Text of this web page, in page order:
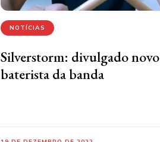
NOTÍCIAS
Silverstorm: divulgado novo
baterista da banda